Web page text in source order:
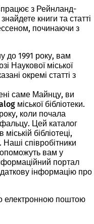
з Рейнланд-
книги та статті
починаючи з
до 1991 року, вам
Наукової міської
окремі статті з
саме Майнцу, ви
міської бібліотеки.
коли почала
Цей каталог
бібліотеці,
співробітники
вам у
портал
інформацію про
електронною поштою